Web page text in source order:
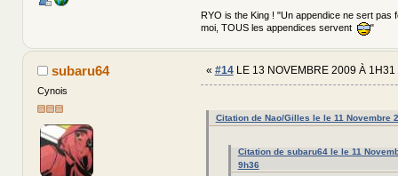
RYO is the King ! "Un appendice ne sert pas
moi, TOUS les appendices servent
"
subaru64
Cynois
« #14LE 13 NOVEMBRE 2009 À 1H31
Citation de Nao/Gilles le le 11 Novembre
Citation de subaru64 le le 11
9h36